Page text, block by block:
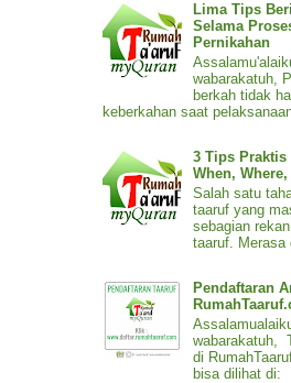
Lima Tips
Selama
Pernikahan
wabarakatuh,
berkah tidak
keberkahan saat
3 Tips Praktis
When,
Salah satu
taaruf yang
sebagian
taaruf. Merasa
Pendaftaran
wabarakatuh,
di
bisa dilihat di: